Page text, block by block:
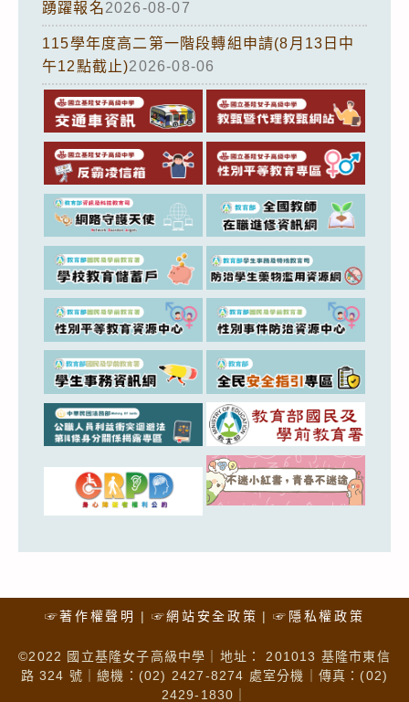
踴躍報名2026-08-07
115學年度高二第一階段轉組申請(8月13日中
午12點截止)2026-08-06
☞著作權聲明 ☞網站安全政策 ☞隱私權政策
©2022 國立基隆女子高級中學｜地址： 201013 基隆市東信
路 324 號｜總機：(02) 2427-8274 處室分機｜傳真：(02)
2429-1830｜